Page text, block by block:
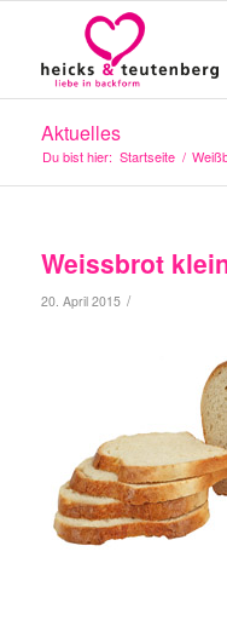
Aktuelles
Du bist hier: Startseite /
Weissbrot
20. April 2015 /